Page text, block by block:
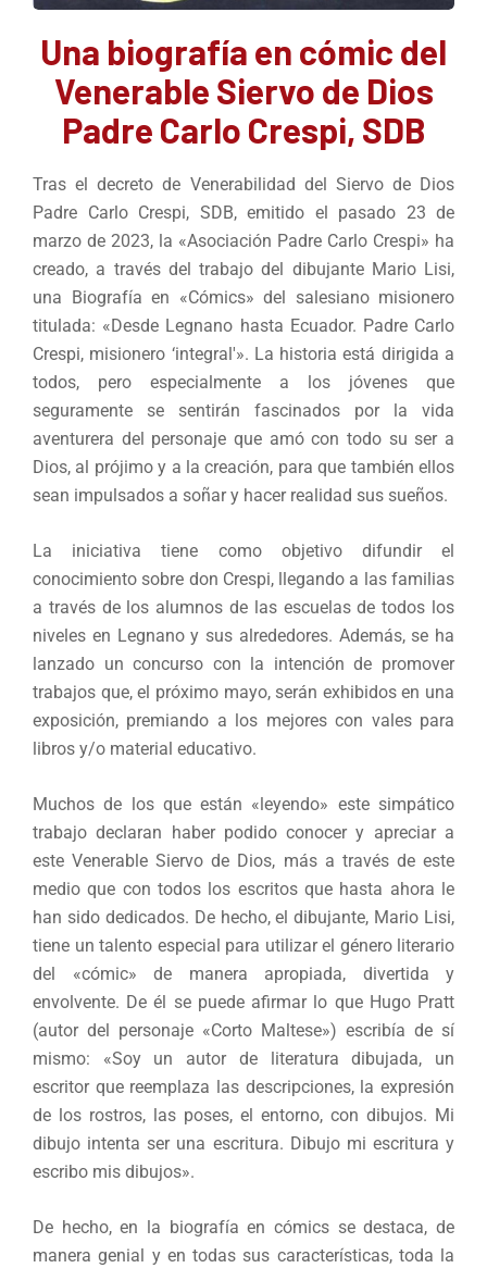
Una biografía en cómic del
Venerable Siervo de Dios
Padre Carlo Crespi, SDB
Tras el decreto de Venerabilidad del Siervo de Dios
Padre Carlo Crespi, SDB, emitido el pasado 23 de
marzo de 2023, la «Asociación Padre Carlo Crespi» ha
creado, a través del trabajo del dibujante Mario Lisi,
una Biografía en «Cómics» del salesiano misionero
titulada: «Desde Legnano hasta Ecuador. Padre Carlo
Crespi, misionero ‘integral'». La historia está dirigida a
todos, pero especialmente a los jóvenes que
seguramente se sentirán fascinados por la vida
aventurera del personaje que amó con todo su ser a
Dios, al prójimo y a la creación, para que también ellos
sean impulsados a soñar y hacer realidad sus sueños.
La iniciativa tiene como objetivo difundir el
conocimiento sobre don Crespi, llegando a las familias
a través de los alumnos de las escuelas de todos los
niveles en Legnano y sus alrededores. Además, se ha
lanzado un concurso con la intención de promover
trabajos que, el próximo mayo, serán exhibidos en una
exposición, premiando a los mejores con vales para
libros y/o material educativo.
Muchos de los que están «leyendo» este simpático
trabajo declaran haber podido conocer y apreciar a
este Venerable Siervo de Dios, más a través de este
medio que con todos los escritos que hasta ahora le
han sido dedicados. De hecho, el dibujante, Mario Lisi,
tiene un talento especial para utilizar el género literario
del «cómic» de manera apropiada, divertida y
envolvente. De él se puede afirmar lo que Hugo Pratt
(autor del personaje «Corto Maltese») escribía de sí
mismo: «Soy un autor de literatura dibujada, un
escritor que reemplaza las descripciones, la expresión
de los rostros, las poses, el entorno, con dibujos. Mi
dibujo intenta ser una escritura. Dibujo mi escritura y
escribo mis dibujos».
De hecho, en la biografía en cómics se destaca, de
manera genial y en todas sus características, toda la